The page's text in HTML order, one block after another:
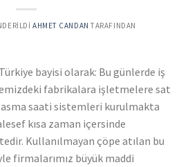
AHMET CANDAN TARAFINDAN
bayisi olarak: Bu günlerde iş
fabrikalara işletmelere sat
saati sistemleri kurulmakta
kısa zaman içersinde
Kullanılmayan çöpe atılan bu
firmalarımız büyük maddi